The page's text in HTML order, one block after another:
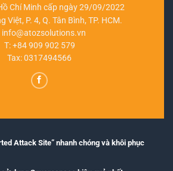
Chí Minh cấp ngày 29/09/2022
Việt, P. 4, Q. Tân Bình, TP. HCM.
info@atozsolutions.vn
T:+84 909 902 579
Tax: 0317494566
Attack Site” nhanh chóng và khôi phục